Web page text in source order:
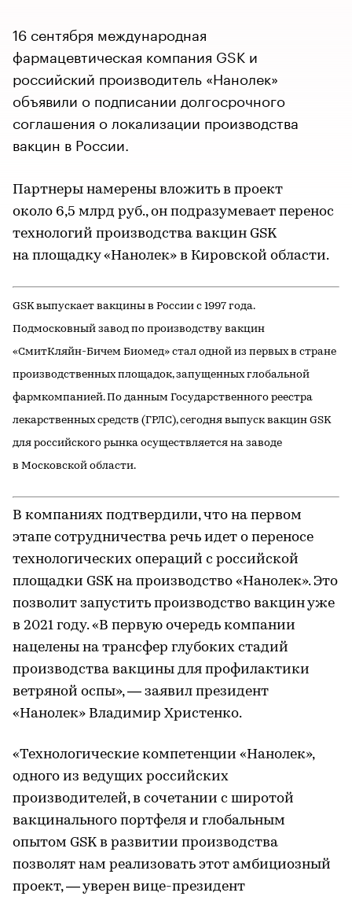
16 сентября международная
фармацевтическая компания GSK и
российский производитель «Нанолек»
объявили о подписании долгосрочного
соглашения о локализации производства
вакцин в России.
Партнеры намерены вложить в проект
около 6,5 млрд руб., он подразумевает перенос
технологий производства вакцин GSK
на площадку «Нанолек» в Кировской области.
GSK выпускает вакцины в России с 1997 года.
Подмосковный завод по производству вакцин
«СмитКляйн-Бичем Биомед» стал одной из первых в стране
производственных площадок, запущенных глобальной
фармкомпанией. По данным Государственного реестра
лекарственных средств (ГРЛС), сегодня выпуск вакцин GSK
для российского рынка осуществляется на заводе
в Московской области.
В компаниях подтвердили, что на первом
этапе сотрудничества речь идет о переносе
технологических операций с российской
площадки GSK на производство «Нанолек». Это
позволит запустить производство вакцин уже
в 2021 году. «В первую очередь компании
нацелены на трансфер глубоких стадий
производства вакцины для профилактики
ветряной оспы», — заявил президент
«Нанолек» Владимир Христенко.
«Технологические компетенции «Нанолек»,
одного из ведущих российских
производителей, в сочетании с широтой
вакцинального портфеля и глобальным
опытом GSK в развитии производства
позволят нам реализовать этот амбициозный
проект, — уверен вице-президент